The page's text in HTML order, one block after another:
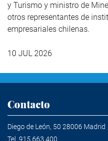
y Turismo y ministro de
otros representantes de
empresariales chilenas.
10 JUL 2026
Contacto
Diego de León, 50 28006 Madrid
Tel. 915 663 400